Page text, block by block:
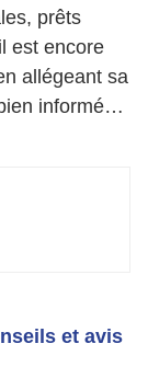
prêts
est encore
allégeant sa
informé…
et avis